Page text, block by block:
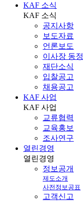
KAF 소식
KAF 소식
공지사항
보도자료
언론보도
이사장 동정
재단소식
입찰공고
채용공고
KAF 사업
KAF 사업
교류협력
교육홍보
조사연구
열린경영
열린경영
정보공개
제도소개
사전정보공표
고객신고